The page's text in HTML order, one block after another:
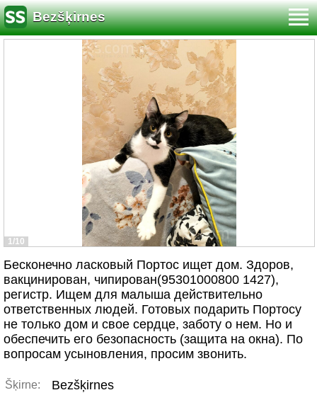
Bezšķirnes
1/10
Бесконечно ласковый Портос ищет дом. Здоров,
вакцинирован, чипирован(95301000800 1427),
регистр. Ищем для малыша действительно
ответственных людей. Готовых подарить Портосу
не только дом и свое сердце, заботу о нем. Но и
обеспечить его безопасность (защита на окна). По
вопросам усыновления, просим звонить.
Šķirne: Bezšķirnes